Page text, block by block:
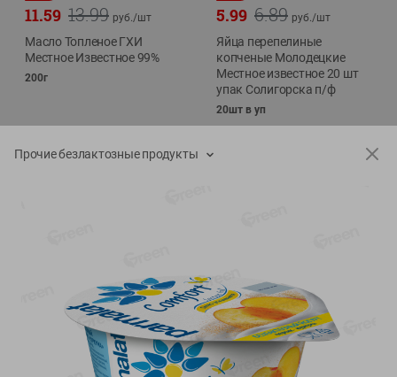
13.99
11.59 руб./шт
Масло Топленое ГХИ
Местное Известное 99%
200г
6.89
5.99 руб./шт
Яйца перепелиные
копченые Молодецкие
Местное известное 20 шт
упак Солигорска п/ф
20шт в уп
Каталог товаров
Специально для вас
Прочие безлактозные продукты